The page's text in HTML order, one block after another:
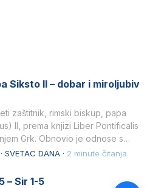
Siksto II – dobar i miroljubiv
zaštitnik, rimski biskup, papa
II, prema knjizi Liber Pontificalis
Grk. Obnovio je odnose s
SVETAC DANA · 2 minute čitanja
– Sir 1-5